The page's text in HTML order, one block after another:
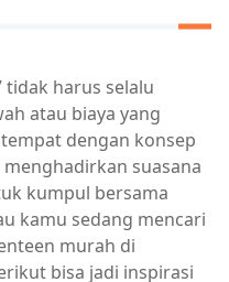
harus selalu
atau biaya yang
dengan konsep
suasana
kumpul bersama
kamu sedang mencari
murah di
bisa jadi inspirasi